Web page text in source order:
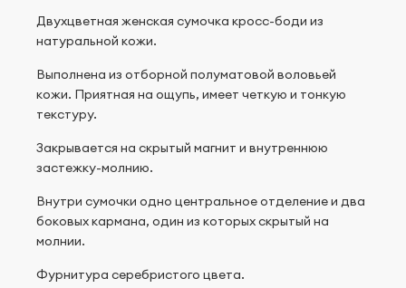
Двухцветная женская сумочка кросс-боди из
натуральной кожи.
Выполнена из отборной полуматовой воловьей
кожи. Приятная на ощупь, имеет четкую и тонкую
текстуру.
Закрывается на скрытый магнит и внутреннюю
застежку-молнию.
Внутри сумочки одно центральное отделение и два
боковых кармана, один из которых скрытый на
молнии.
Фурнитура серебристого цвета.